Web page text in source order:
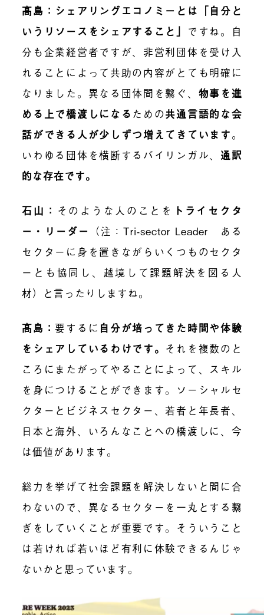
髙島：シェアリングエコノミーとは「自分と
いうリソースをシェアすること」 ですね。自
分も企業経営者ですが、非営利団体を受け入
れることによって共助の内容がとても明確に
なりました。異なる団体間を繋ぐ、 物事を進
める上で橋渡しになる ための共通言語的な会
話ができる人が少しずつ増えてきています。
いわゆる団体を横断するバイリンガル、 通訳
的な存在です。
石山： そのような人のことを トライセクタ
ー・リーダー
（注：Tri-sector Leader ある
セクターに身を置きながらいくつものセクタ
ーとも協同し、越境して課題解決を図る人
材）と言ったりしますね。
髙島：要するに 自分が培ってきた時間や体験
をシェアしているわけです。 それを複数のと
ころにまたがってやることによって、スキル
を身につけることができます。ソーシャルセ
クターとビジネスセクター、若者と年長者、
日本と海外、いろんなことへの橋渡しに、今
は価値があります。
総力を挙げて社会課題を解決しないと間に合
わないので、異なるセクターを一丸とする繋
ぎをしていくことが重要です。そういうこと
は若ければ若いほど有利に体験できるんじゃ
ないかと思っています。